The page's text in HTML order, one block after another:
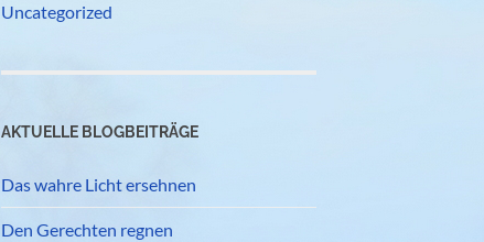
Uncategorized
AKTUELLE BLOGBEITRÄGE
Das wahre Licht ersehnen
Den Gerechten regnen